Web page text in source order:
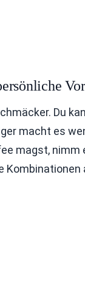
Du
macht es
magst, nimm